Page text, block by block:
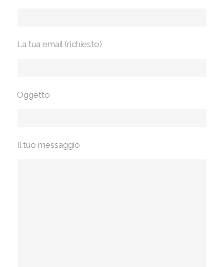
La tua email (richiesto)
Oggetto
Il tuo messaggio